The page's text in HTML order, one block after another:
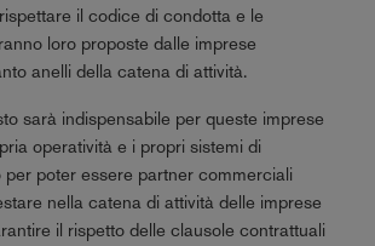
il codice di condotta e le
loro proposte dalle imprese
anelli della catena di attività.
sarà indispensabile per queste imprese
operatività e i propri sistemi di
poter essere partner commerciali
nella catena di attività delle imprese
il rispetto delle clausole contrattuali